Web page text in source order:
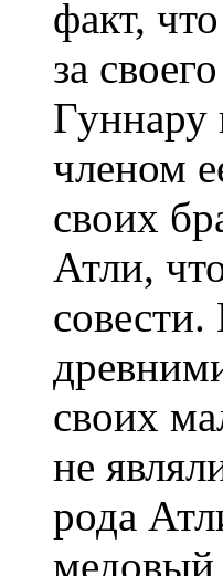
факт,
за
Гуннару
членом
своих
Атли,
своих
не
рода
медовый